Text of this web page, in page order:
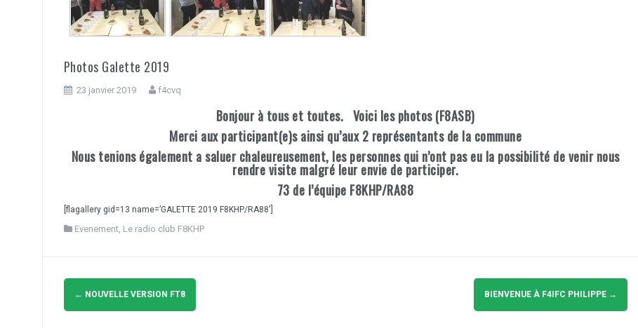
Photos Galette 2019
23 janvier 2019 f4cvq
Bonjour à tous et toutes. Voici les photos (F8ASB)
Merci aux participant(e)s ainsi qu’aux 2 représentants de la commune
Nous tenions également a saluer chaleureusement, les personnes qui n’ont pas eu la possibilité de venir nous
rendre visite malgré leur envie de participer.
73 de l’équipe F8KHP/RA88
[flagallery gid=13 name=’GALETTE 2019 F8KHP/RA88′]
Evenement, Le radio club F8KHP
Navigation
d'article
← NOUVELLE VERSION FT8 BIENVENUE À F4IFC PHILIPPE →